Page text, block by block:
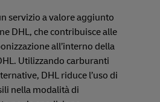
servizio a valore aggiunto
DHL, che contribuisce alle
all’interno della
Utilizzando carburanti
DHL riduce l’uso di
nella modalità di